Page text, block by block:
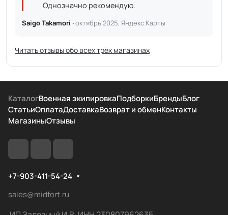
Однозначно рекомендую.
Saigō Takamori ·октябрь 2025, Яндекс.Карты
Читать отзывы обо всех трёх магазинах
КаталогВоенная экипировкаПодборкиБрендыБлог
СтатьиОплатаДоставкаВозврат и обменКонтакты
МагазиныОтзывы
+7-903-411-54-24
sales@midfort.ru